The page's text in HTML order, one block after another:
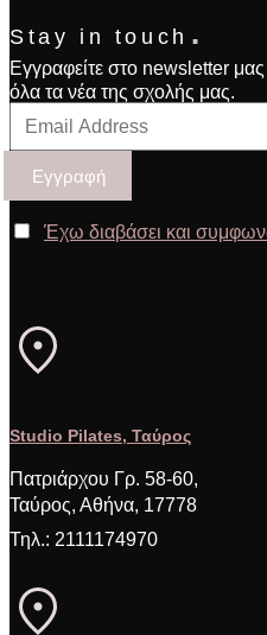
Stay in touch .
Εγγραφείτε στο newsletter μας
όλα τα νέα της σχολής μας.
Έχω διαβάσει και
Studio Pilates, Ταύρος
Πατριάρχου Γρ. 58-60,
Ταύρος, Αθήνα, 17778
Τηλ.: 2111174970